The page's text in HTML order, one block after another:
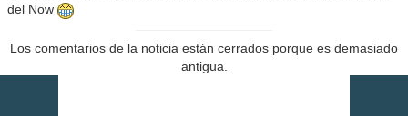
del Now
Los comentarios de la noticia están cerrados porque es demasiado
antigua.